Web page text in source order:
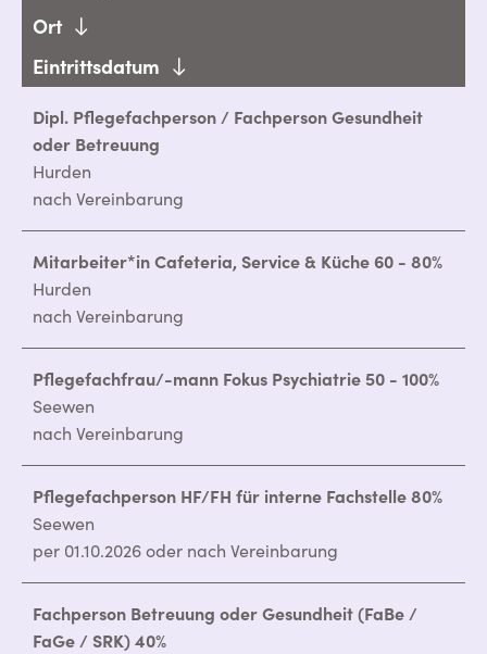
Ort
Eintrittsdatum
Dipl. Pflegefachperson / Fachperson Gesundheit
oder Betreuung
Hurden
nach Vereinbarung
Mitarbeiter*in Cafeteria, Service & Küche 60 - 80%
Hurden
nach Vereinbarung
Pflegefachfrau/-mann Fokus Psychiatrie 50 - 100%
Seewen
nach Vereinbarung
Pflegefachperson HF/FH für interne Fachstelle 80%
Seewen
per 01.10.2026 oder nach Vereinbarung
Fachperson Betreuung oder Gesundheit (FaBe /
FaGe / SRK) 40%